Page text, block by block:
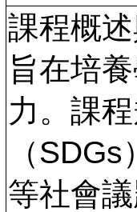
課程概
旨在培
力。課
（
等社會